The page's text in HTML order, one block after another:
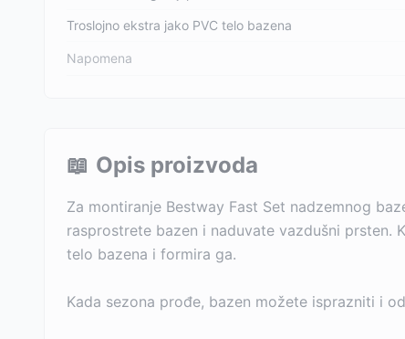
Troslojno ekstra jako PVC telo bazena
Napomena
📖 Opis proizvoda
Za montiranje Bestway Fast Set nadzemnog
rasprostrete bazen i naduvate vazdušni
telo bazena i formira ga.
Kada sezona prođe, bazen možete isprazniti i